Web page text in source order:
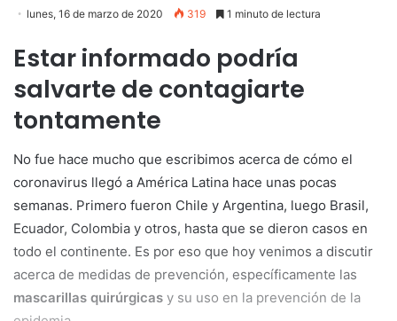
lunes, 16 de marzo de 2020 319 1 minuto de lectura
Estar informado podría
salvarte de contagiarte
tontamente
No fue hace mucho que escribimos acerca de cómo el
coronavirus llegó a América Latina hace unas pocas
semanas. Primero fueron Chile y Argentina, luego Brasil,
Ecuador, Colombia y otros, hasta que se dieron casos en
todo el continente. Es por eso que hoy venimos a discutir
acerca de medidas de prevención, específicamente las
mascarillas quirúrgicas y su uso en la prevención de la